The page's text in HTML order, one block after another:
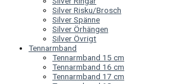
Silver Risku/Brosch
Silver Spänne
Silver Örhängen
Silver Övrigt
Tennarmband
Tennarmband 15 cm
Tennarmband 16 cm
Tennarmband 17 cm